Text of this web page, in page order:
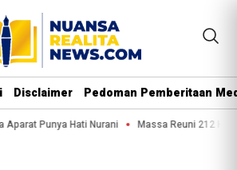
Disclaimer Pedoman Pemberitaan
Hati Nurani Massa Reuni 212 Hanya Bisa